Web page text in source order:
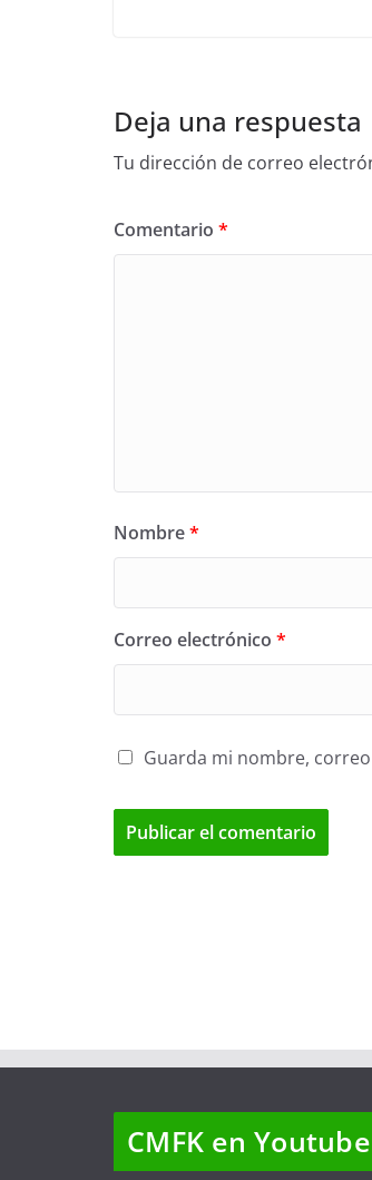
Deja una respuesta
Tu dirección de correo
Comentario *
Nombre*
Correo electrónico *
Guarda mi nombre,
CMFK en Youtube